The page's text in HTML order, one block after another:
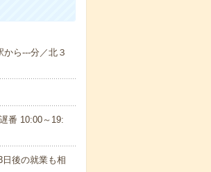
ら---分／北３
番 10:00～19:
日後の就業も相